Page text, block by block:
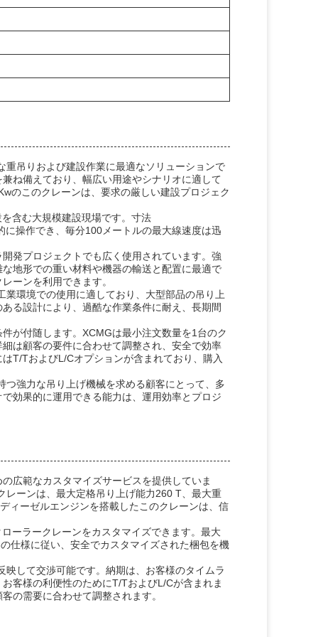
吊りおよび建設作業に最適なソリューションで
ね備えており、幅広い用途やシナリオに適して
のこのクレーンは、要求の厳しい建設プロジェク
含む大規模建設現場です。寸法
操作でき、毎分100メートルの最大線速度は迅
発プロジェクトでも広く使用されています。強
地形での重い材料や機器の輸送と配置に最適で
ーンを利用できます。
環境での使用に適しており、大型部品の吊り上
る設計により、過酷な作業条件に耐え、長期間
が付随します。XCMGは最小注文数量を1台のク
は顧客の要件に合わせて調整され、安全で効率
T/TおよびL/Cオプションが含まれており、購入
強力な吊り上げ機械を求める顧客にとって、多
効果的に運用できる能力は、運用効率とプロジ
広範なカスタマイズサービスを提供していま
ーンは、最大定格吊り上げ能力260 T、最大重
ィーゼルエンジンを搭載したこのクレーンは、信
ーラークレーンをカスタマイズできます。最大
仕様に従い、安全でカスタマイズされた梱包を機
して交渉可能です。納期は、お客様のタイムラ
客様の利便性のためにT/TおよびL/Cが含まれま
の需要に合わせて調整されます。